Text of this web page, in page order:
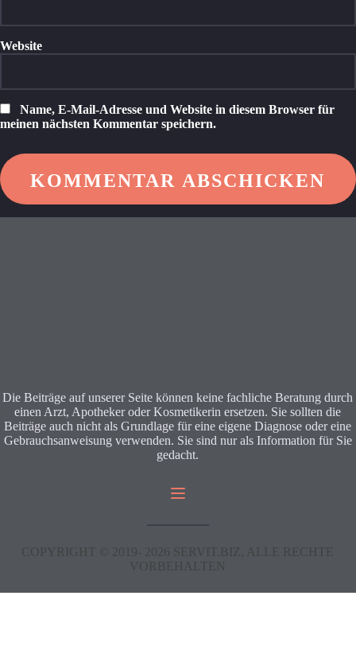
Website
Name, E-Mail-Adresse und Website in diesem Browser für
meinen nächsten Kommentar speichern.
Die Beiträge auf unserer Seite können keine fachliche Beratung durch
einen Arzt, Apotheker oder Kosmetikerin ersetzen. Sie sollten die
Beiträge auch nicht als Grundlage für eine eigene Diagnose oder eine
Gebrauchsanweisung verwenden. Sie sind nur als Information für Sie
gedacht.
COPYRIGHT © 2019- 2026 SERVIT.BIZ, ALLE RECHTE
VORBEHALTEN